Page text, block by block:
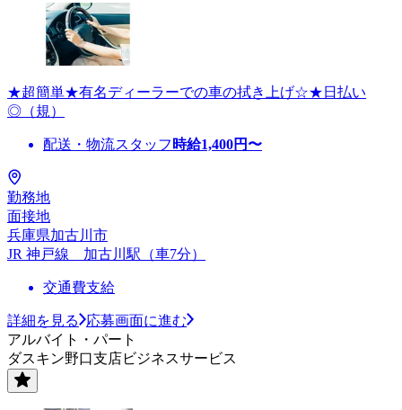
★超簡単★有名ディーラーでの車の拭き上げ☆★日払い
◎（規）
配送・物流スタッフ 時給1,400円〜
勤務地
面接地
兵庫県加古川市
JR 神戸線 加古川駅（車7分）
交通費支給
詳細を見る
応募画面に進む
アルバイト・パート
ダスキン野口支店ビジネスサービス